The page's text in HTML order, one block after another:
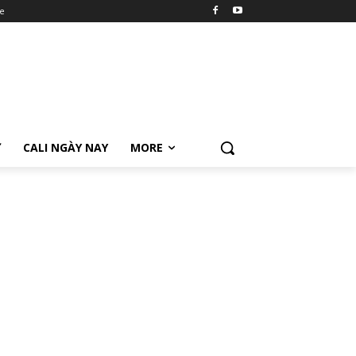
CALI NGÀY NAY MORE